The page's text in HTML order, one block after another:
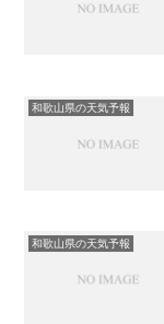
和歌山県の天気予報
和歌山県の天気予報